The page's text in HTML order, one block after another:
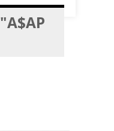
"A$AP